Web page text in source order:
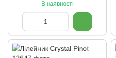
В наявності